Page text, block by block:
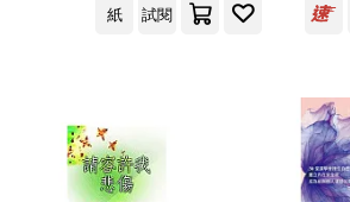
江蘇省水利廳(16)
蘇州博物館(16) 蘇挽心(16)
天下雜誌(95) 元照出版(94)
紙
試閱